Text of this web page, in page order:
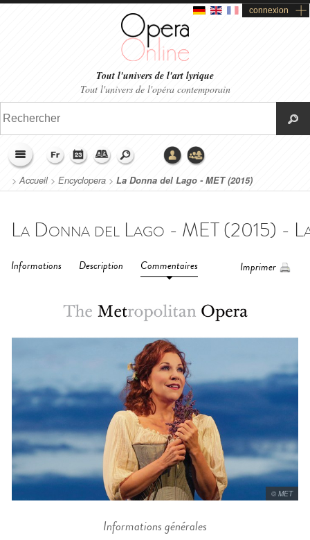
connexion
Tout l'univers de l'art lyrique
Tout l'univers de l'opéra contemporain
>Accueil> Encyclopera > La Donna del Lago - MET (2015)
Informations Description Commentaires Imprimer
© MET
Informations générales